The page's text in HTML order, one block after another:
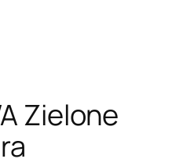
Zielone